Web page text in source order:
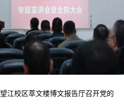
江校区萃文楼博文报告厅召开党的